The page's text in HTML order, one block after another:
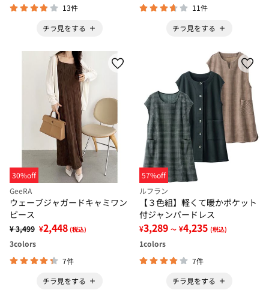
13件
チラ見をする
11件
チラ見をする
30%off
GeeRA
ウェーブジャガードキャミワン
ピース
¥ 3,499 ¥2,448 (税込)
3colors
7件
チラ見をする
57%off
ルフラン
【３色組】軽くて暖かポケット
付ジャンパードレス
¥3,289 ～ ¥4,235 (税込)
1colors
7件
チラ見をする